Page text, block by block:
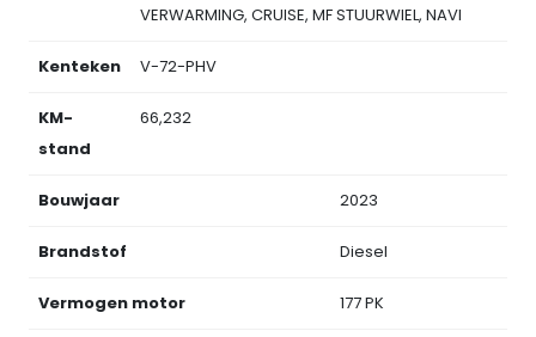
VERWARMING, CRUISE, MF STUURWIEL, NAVI
Kenteken V-72-PHV
KM-
stand
66,232
Bouwjaar 2023
Brandstof Diesel
Vermogen motor 177 PK